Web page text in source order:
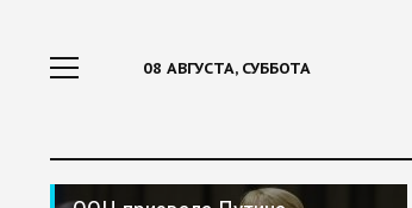
08 АВГУСТА, СУББОТА